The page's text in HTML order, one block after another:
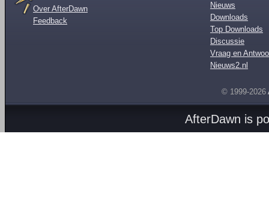
Over AfterDawn
Feedback
Nieuws
Downloads
Top Downloads
Discussie
Vraag en
Nieuws2.nl
© 1999-2026
AfterDawn is